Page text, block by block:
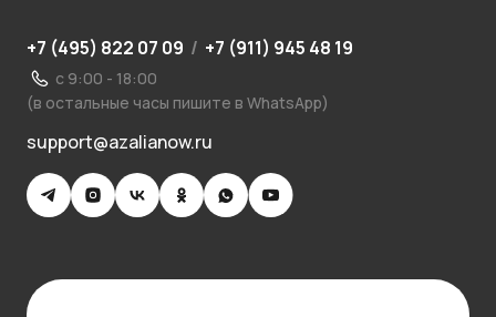
+7 (495) 822 07 09 / +7 (911) 945 48 19
с 9:00 - 18:00
(в остальные часы пишите в WhatsApp)
support@azalianow.ru